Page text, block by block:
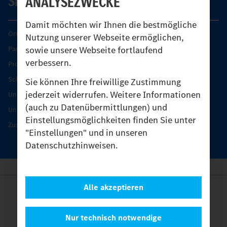
Damit möchten wir Ihnen die bestmögliche
Nutzung unserer Webseite ermöglichen,
sowie unsere Webseite fortlaufend
verbessern.
Sie können Ihre freiwillige Zustimmung
jederzeit widerrufen. Weitere Informationen
(auch zu Datenübermittlungen) und
Einstellungsmöglichkeiten finden Sie unter
"Einstellungen" und in unseren
Datenschutzhinweisen.
Nur technisch notwendige
Alle akzeptieren
Original-Teile
Partner finden
Produkt-Highlights
Schutz und Werterhalt
Unimog Serviceangebot
Unimog Servicetage
Zusatzleistungen
Anbieter
Rechtliche Hinweise
Kontakt